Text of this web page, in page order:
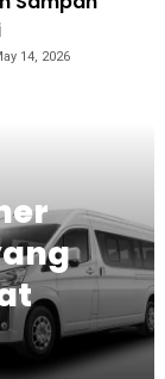
14, 2026